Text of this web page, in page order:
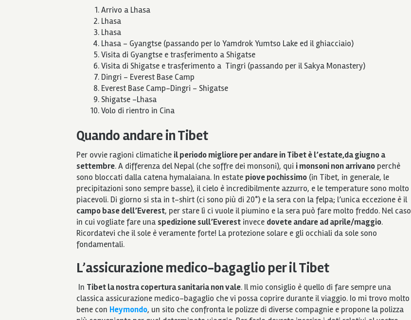
Arrivo a Lhasa
Lhasa
Lhasa
Lhasa – Gyangtse (passando per lo Yamdrok Yumtso Lake ed il ghiacciaio)
Visita di Gyangtse e trasferimento a Shigatse
Visita di Shigatse e trasferimento a Tingri (passando per il Sakya Monastery)
Dingri – Everest Base Camp
Everest Base Camp-Dingri – Shigatse
Shigatse –Lhasa
Volo di rientro in Cina
Quando andare in Tibet
Per ovvie ragioni climatiche il periodo migliore per andare in Tibet è l’estate,da giugno a
settembre. A differenza del Nepal (che soffre dei monsoni), qui i monsoni non arrivano perchè
sono bloccati dalla catena hymalaiana. In estate piove pochissimo (in Tibet, in generale, le
precipitazioni sono sempre basse), il cielo è incredibilmente azzurro, e le temperature sono molto
piacevoli. Di giorno si sta in t-shirt (ci sono più di 20°) e la sera con la felpa; l’unica eccezione è il
campo base dell’Everest, per stare lì ci vuole il piumino e la sera può fare molto freddo. Nel caso
in cui vogliate fare una spedizione sull’Everest invece dovete andare ad aprile/maggio.
Ricordatevi che il sole è veramente forte! La protezione solare e gli occhiali da sole sono
fondamentali.
L’assicurazione medico-bagaglio per il Tibet
In Tibet la nostra copertura sanitaria non vale. Il mio consiglio è quello di fare sempre una
classica assicurazione medico-bagaglio che vi possa coprire durante il viaggio. Io mi trovo molto
bene con Heymondo, un sito che confronta le polizze di diverse compagnie e propone la polizza